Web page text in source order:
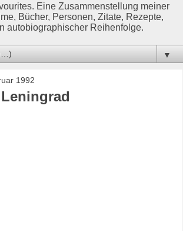
Eine Zusammenstellung meiner
Bücher, Personen, Zitate, Rezepte,
autobiographischer Reihenfolge.
▼
1992